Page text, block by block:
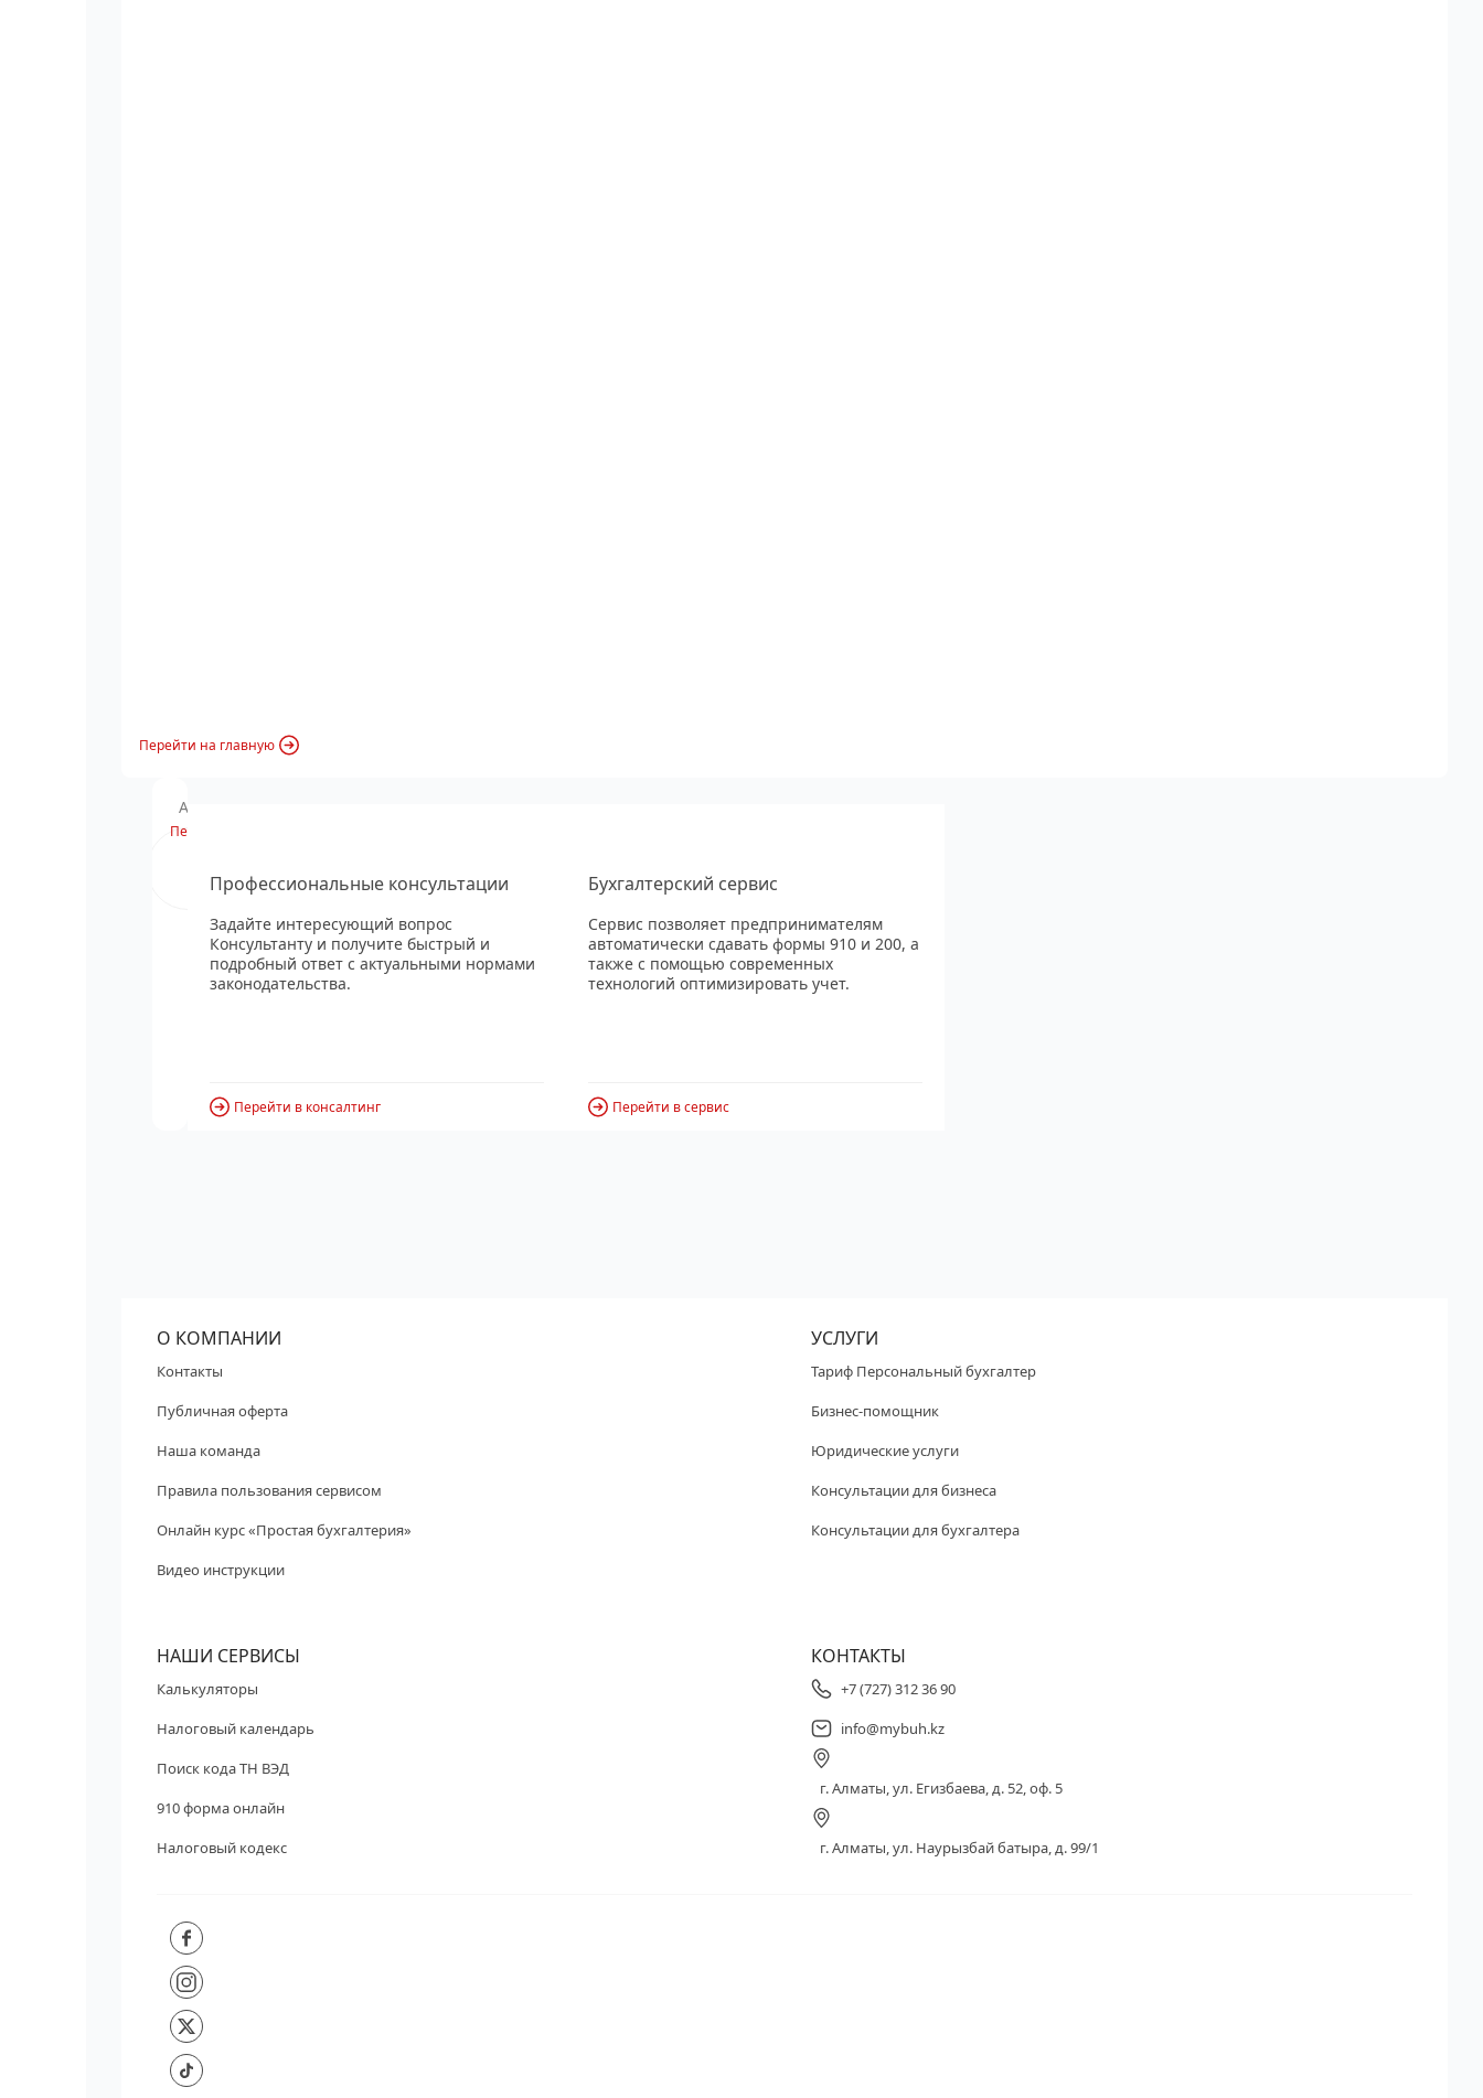
Перейти на главную
Анонс вебинара
Перейти
Профессиональные консультации
Задайте интересующий вопрос
Консультанту и получите быстрый и
подробный ответ с актуальными нормами
законодательства.
Перейти в консалтинг
Бухгалтерский сервис
Сервис позволяет предпринимателям
автоматически сдавать формы 910 и 200, а
также с помощью современных
технологий оптимизировать учет.
Перейти в сервис
О КОМПАНИИ
Контакты
Публичная оферта
Наша команда
Правила пользования сервисом
Онлайн курс «Простая бухгалтерия»
Видео инструкции
УСЛУГИ
Тариф Персональный бухгалтер
Бизнес-помощник
Юридические услуги
Консультации для бизнеса
Консультации для бухгалтера
НАШИ СЕРВИСЫ
Калькуляторы
Налоговый календарь
Поиск кода ТН ВЭД
910 форма онлайн
Налоговый кодекс
КОНТАКТЫ
+7 (727) 312 36 90
info@mybuh.kz
г. Алматы, ул. Егизбаева, д. 52, оф. 5
г. Алматы, ул. Наурызбай батыра, д. 99/1